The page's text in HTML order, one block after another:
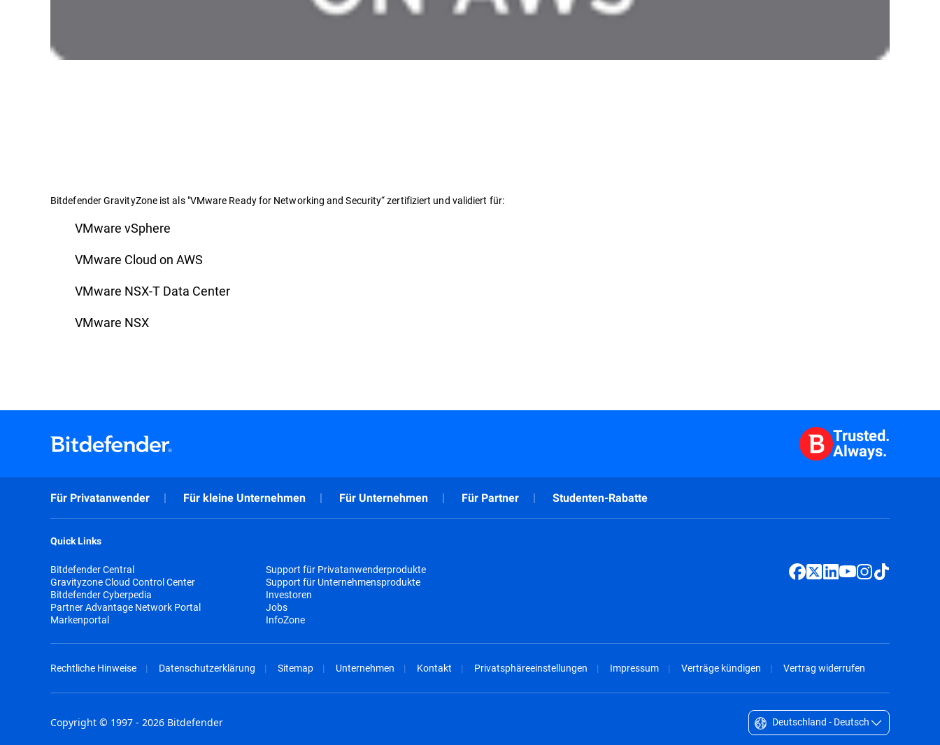
Bitdefender GravityZone ist als "VMware Ready for Networking and Security“ zertifiziert und validiert für:
VMware vSphere
VMware Cloud on AWS
VMware NSX-T Data Center
VMware NSX
Trusted.
Always.
Für Privatanwender Für kleine Unternehmen Für Unternehmen Für Partner Studenten-Rabatte
Quick Links
Bitdefender Central
Gravityzone Cloud Control Center
Bitdefender Cyberpedia
Partner Advantage Network Portal
Markenportal
Support für Privatanwenderprodukte
Support für Unternehmensprodukte
Investoren
Jobs
InfoZone
Rechtliche Hinweise Datenschutzerklärung Sitemap Unternehmen Kontakt Privatsphäreeinstellungen Impressum Verträge kündigen Vertrag widerrufen
Copyright © 1997 - 2026 Bitdefender Deutschland - Deutsch